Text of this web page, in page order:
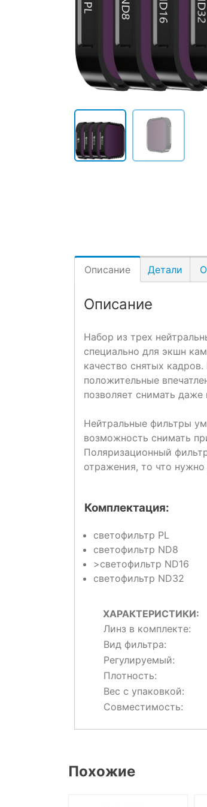
Описание Детали
Описание
Набор из трех
специально для экшн
качество снятых
положительные
позволяет снимать даже
Нейтральные фильтры
возможность снимать
Поляризационный
отражения, то что
Комплектация:
светофильтр PL
светофильтр ND8
>светофильтр ND16
светофильтр ND32
ХАРАКТЕРИСТИКИ:
Линз в комплекте:
Вид фильтра:
Регулируемый:
Плотность:
Вес с упаковкой:
Совместимость:
Похожие